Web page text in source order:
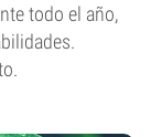
todo el año,